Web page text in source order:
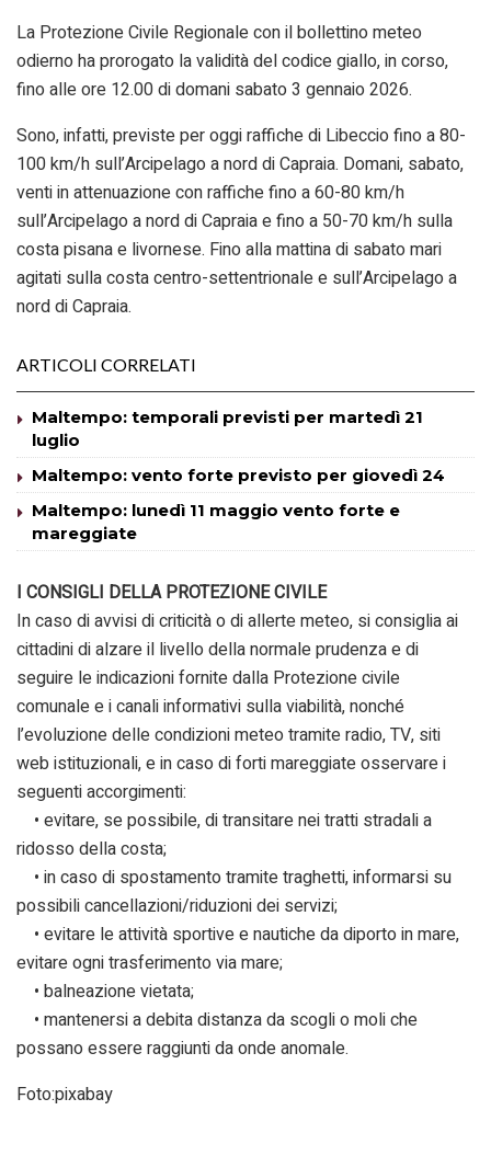
La Protezione Civile Regionale con il bollettino meteo
odierno ha prorogato la validità del codice giallo, in corso,
fino alle ore 12.00 di domani sabato 3 gennaio 2026.
Sono, infatti, previste per oggi raffiche di Libeccio fino a 80-
100 km/h sull’Arcipelago a nord di Capraia. Domani, sabato,
venti in attenuazione con raffiche fino a 60-80 km/h
sull’Arcipelago a nord di Capraia e fino a 50-70 km/h sulla
costa pisana e livornese. Fino alla mattina di sabato mari
agitati sulla costa centro-settentrionale e sull’Arcipelago a
nord di Capraia.
ARTICOLI CORRELATI
Maltempo: temporali previsti per martedì 21
luglio
Maltempo: vento forte previsto per giovedì 24
Maltempo: lunedì 11 maggio vento forte e
mareggiate
I CONSIGLI DELLA PROTEZIONE CIVILE
In caso di avvisi di criticità o di allerte meteo, si consiglia ai
cittadini di alzare il livello della normale prudenza e di
seguire le indicazioni fornite dalla Protezione civile
comunale e i canali informativi sulla viabilità, nonché
l’evoluzione delle condizioni meteo tramite radio, TV, siti
web istituzionali, e in caso di forti mareggiate osservare i
seguenti accorgimenti:
• evitare, se possibile, di transitare nei tratti stradali a
ridosso della costa;
• in caso di spostamento tramite traghetti, informarsi su
possibili cancellazioni/riduzioni dei servizi;
• evitare le attività sportive e nautiche da diporto in mare,
evitare ogni trasferimento via mare;
• balneazione vietata;
• mantenersi a debita distanza da scogli o moli che
possano essere raggiunti da onde anomale.
Foto:pixabay